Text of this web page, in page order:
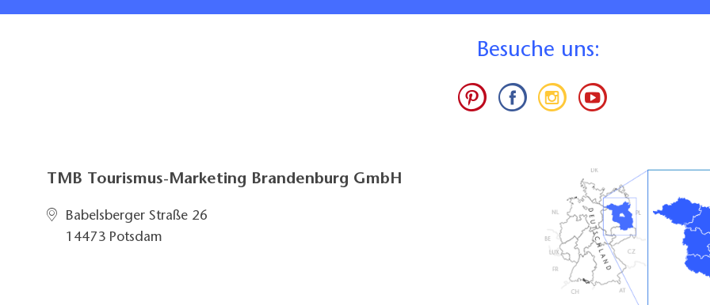
Besuche uns:
TMB Tourismus-Marketing Brandenburg GmbH
Babelsberger Straße 26
14473 Potsdam